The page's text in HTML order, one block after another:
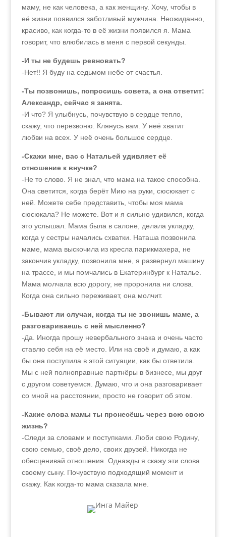
маму, не как человека, а как женщину. Хочу, чтобы в
её жизни появился заботливый мужчина. Неожиданно,
красиво, как когда-то в её жизни появился я. Мама
говорит, что влюбилась в меня с первой секунды.
-И ты не будешь ревновать?
-Нет!! Я буду на седьмом небе от счастья.
-Ты позвонишь, попросишь совета, а она ответит:
Александр, сейчас я занята.
-И что? Я улыбнусь, почувствую в сердце тепло,
скажу, что перезвоню. Клянусь вам. У неё хватит
любви на всех. У неё очень большое сердце.
-Скажи мне, вас с Натальей удивляет её
отношение к внучке?
-Не то слово. Я не знал, что мама на такое способна.
Она светится, когда берёт Мию на руки, сюсюкает с
ней. Можете себе представить, чтобы моя мама
сюсюкала? Не можете. Вот и я сильно удивился, когда
это услышал. Мама была в салоне, делала укладку,
когда у сестры начались схватки. Наташа позвонила
маме, мама выскочила из кресла парикмахера, не
закончив укладку, позвонила мне, я развернул машину
на трассе, и мы помчались в Екатеринбург к Наталье.
Мама молчала всю дорогу, не проронила ни слова.
Когда она сильно переживает, она молчит.
-Бывают ли случаи, когда ты не звонишь маме, а
разговариваешь с ней мысленно?
-Да. Иногда прошу невербального знака и очень часто
ставлю себя на её место. Или на своё и думаю, а как
бы она поступила в этой ситуации, как бы ответила.
Мы с ней полноправные партнёры в бизнесе, мы друг
с другом советуемся. Думаю, что и она разговаривает
со мной на расстоянии, просто не говорит об этом.
-Какие слова мамы ты пронесёшь через всю свою
жизнь?
-Следи за словами и поступками. Люби свою Родину,
свою семью, своё дело, своих друзей. Никогда не
обесценивай отношения. Однажды я скажу эти слова
своему сыну. Почувствую подходящий момент и
скажу. Как когда-то мама сказала мне.